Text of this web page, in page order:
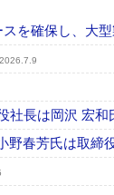
を確保し、大
2026.7.9
長は岡沢 宏和
春芳氏は取締